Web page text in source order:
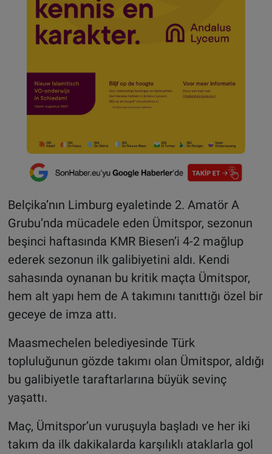
Belçika’nın Limburg eyaletinde 2. Amatör A
Grubu’nda mücadele eden Ümitspor, sezonun
beşinci haftasında KMR Biesen’i 4-2 mağlup
ederek sezonun ilk galibiyetini aldı. Kendi
sahasında oynanan bu kritik maçta Ümitspor,
hem alt yapı hem de A takımını tanıttığı özel bir
geceye de imza attı.
Maasmechelen belediyesinde Türk
topluluğunun gözde takımı olan Ümitspor, aldığı
bu galibiyetle taraftarlarına büyük sevinç
yaşattı.
Maç, Ümitspor’un vuruşuyla başladı ve her iki
takım da ilk dakikalarda karşılıklı ataklarla gol